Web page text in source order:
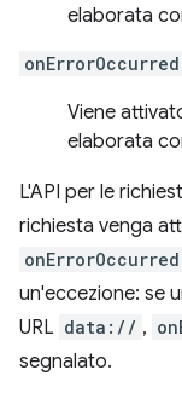
elaborata
onErrorOccurred
Viene
elaborata
L'API per le
richiesta venga
onErrorOccurred
un'eccezione: se
URL data:// ,
segnalato.